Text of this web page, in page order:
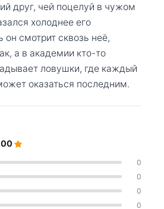
друг, чей поцелуй в чужом
холоднее его
он смотрит сквозь неё,
а в академии кто-то
ловушки, где каждый
оказаться последним.
0
0
0
0